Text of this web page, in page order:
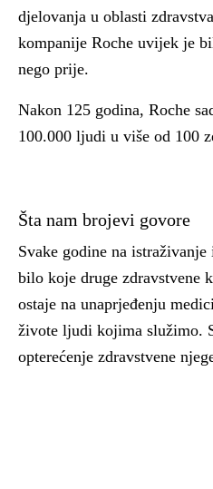
djelovanja u oblasti
kompanije Roche uvijek je
nego prije.
Nakon 125 godina, Roche
100.000 ljudi u više od 100
Šta nam brojevi govore
Svake godine na
bilo koje druge zdravstvene
ostaje na unaprjeđenju
živote ljudi kojima služimo.
opterećenje zdravstvene